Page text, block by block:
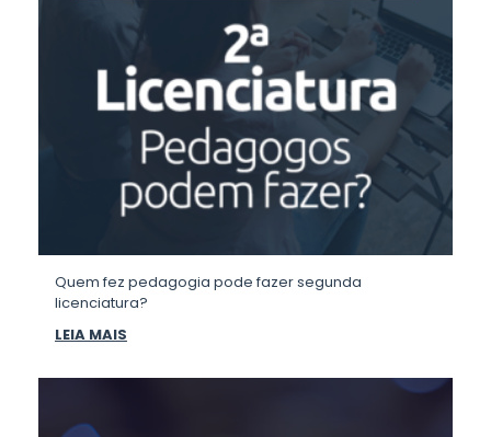
Quem fez pedagogia pode fazer segunda
licenciatura?
LEIA MAIS